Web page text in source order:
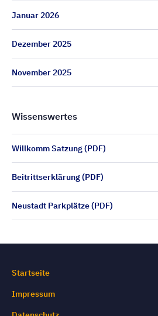
Januar 2026
Dezember 2025
November 2025
Wissenswertes
Willkomm Satzung (PDF)
Beitrittserklärung (PDF)
Neustadt Parkplätze (PDF)
Startseite
Impressum